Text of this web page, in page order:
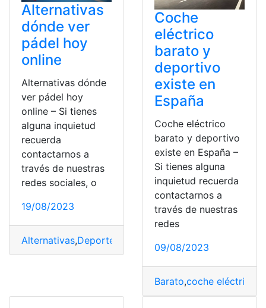
Alternativas
dónde ver
pádel hoy
online
Alternativas dónde
ver pádel hoy
online – Si tienes
alguna inquietud
recuerda
contactarnos a
través de nuestras
redes sociales, o
19/08/2023
Alternativas,Deportes
Coche
eléctrico
barato y
deportivo
existe en
España
Coche eléctrico
barato y deportivo
existe en España –
Si tienes alguna
inquietud recuerda
contactarnos a
través de nuestras
redes
09/08/2023
Barato,coche eléctrico